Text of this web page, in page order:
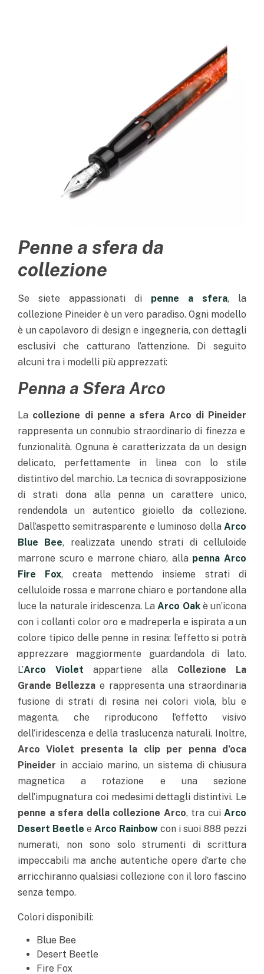
Penne a sfera da
collezione
Se siete appassionati di penne a sfera, la
collezione Pineider è un vero paradiso. Ogni modello
è un capolavoro di design e ingegneria, con dettagli
esclusivi che catturano l’attenzione. Di seguito
alcuni tra i modelli più apprezzati:
Penna a Sfera Arco
La collezione di penne a sfera Arco di Pineider
rappresenta un connubio straordinario di finezza e
funzionalità. Ognuna è caratterizzata da un design
delicato, perfettamente in linea con lo stile
distintivo del marchio. La tecnica di sovrapposizione
di strati dona alla penna un carattere unico,
rendendola un autentico gioiello da collezione.
Dall’aspetto semitrasparente e luminoso della Arco
Blue Bee, realizzata unendo strati di celluloide
marrone scuro e marrone chiaro, alla penna Arco
Fire Fox, creata mettendo insieme strati di
celluloide rossa e marrone chiaro e portandone alla
luce la naturale iridescenza. LaArco Oakè un’icona
con i collanti color oro e madreperla e ispirata a un
colore tipico delle penne in resina: l’effetto si potrà
apprezzare maggiormente guardandola di lato.
L’Arco Violet appartiene alla Collezione La
Grande Bellezza e rappresenta una straordinaria
fusione di strati di resina nei colori viola, blu e
magenta, che riproducono l’effetto visivo
dell’iridescenza e della traslucenza naturali. Inoltre,
Arco Violet presenta la clip per penna d’oca
Pineider in acciaio marino, un sistema di chiusura
magnetica a rotazione e una sezione
dell’impugnatura coi medesimi dettagli distintivi. Le
penne a sfera della collezione Arco, tra cui Arco
Desert Beetle e Arco Rainbow con i suoi 888 pezzi
numerati, non sono solo strumenti di scrittura
impeccabili ma anche autentiche opere d’arte che
arricchiranno qualsiasi collezione con il loro fascino
senza tempo.
Colori disponibili:
Blue Bee
Desert Beetle
Fire Fox